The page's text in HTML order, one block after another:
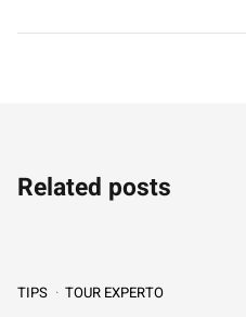
Related posts
TIPS TOUR EXPERTO